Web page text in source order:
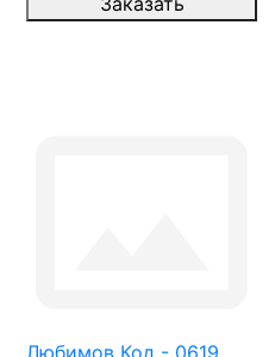
Любимов Код - 0619